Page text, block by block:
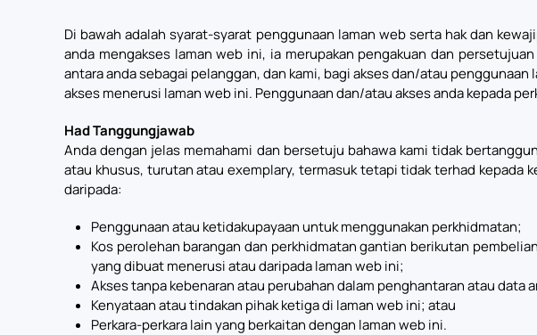
Di bawah adalah syarat-syarat penggunaan laman web serta hak dan
anda mengakses laman web ini, ia merupakan pengakuan dan
antara anda sebagai pelanggan, dan kami, bagi akses dan/atau
akses menerusi laman web ini. Penggunaan dan/atau akses anda kepada
Had Tanggungjawab
Anda dengan jelas memahami dan bersetuju bahawa kami tidak
atau khusus, turutan atau exemplary, termasuk tetapi tidak terhad kepada
daripada:
Penggunaan atau ketidakupayaan untuk menggunakan perkhidmatan;
Kos perolehan barangan dan perkhidmatan gantian berikutan
yang dibuat menerusi atau daripada laman web ini;
Akses tanpa kebenaran atau perubahan dalam penghantaran atau data
Kenyataan atau tindakan pihak ketiga di laman web ini; atau
Perkara-perkara lain yang berkaitan dengan laman web ini.